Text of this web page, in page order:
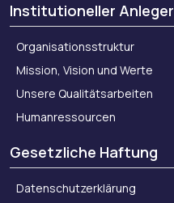
Institutioneller Anleger
Organisationsstruktur
Mission, Vision und Werte
Unsere Qualitätsarbeiten
Humanressourcen
Gesetzliche Haftung
Datenschutzerklärung